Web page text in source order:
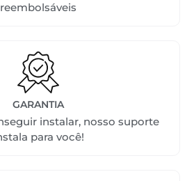
reembolsáveis
GARANTIA
instalar, nosso suporte
para você!